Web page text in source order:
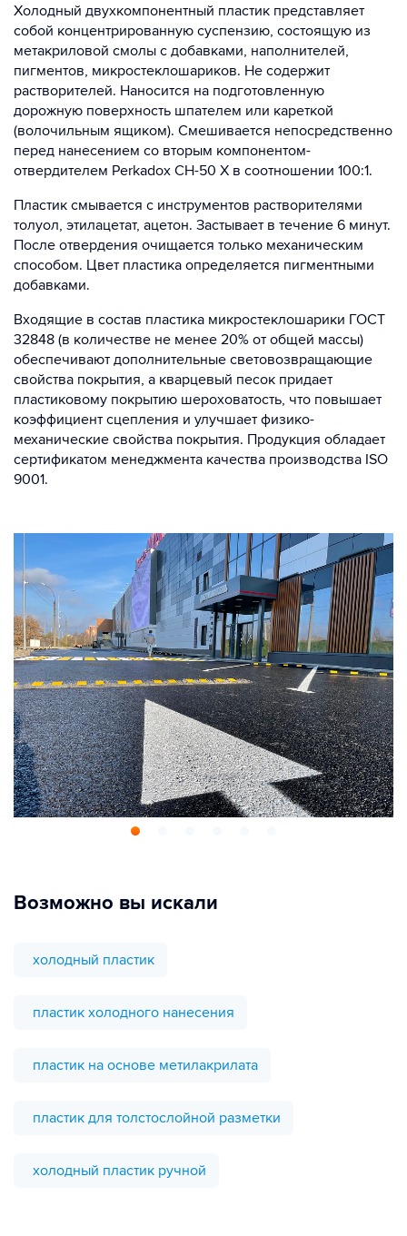
Холодный двухкомпонентный пластик представляет
собой концентрированную суспензию, состоящую из
метакриловой смолы с добавками, наполнителей,
пигментов, микростеклошариков. Не содержит
растворителей. Наносится на подготовленную
дорожную поверхность шпателем или кареткой
(волочильным ящиком). Смешивается непосредственно
перед нанесением со вторым компонентом-
отвердителем Perkadox CH-50 X в соотношении 100:1.
Пластик смывается с инструментов растворителями
толуол, этилацетат, ацетон. Застывает в течение 6 минут.
После отвердения очищается только механическим
способом. Цвет пластика определяется пигментными
добавками.
Входящие в состав пластика микростеклошарики ГОСТ
32848 (в количестве не менее 20% от общей массы)
обеспечивают дополнительные световозвращающие
свойства покрытия, а кварцевый песок придает
пластиковому покрытию шероховатость, что повышает
коэффициент сцепления и улучшает физико-
механические свойства покрытия. Продукция обладает
сертификатом менеджмента качества производства ISO
9001.
Возможно вы искали
холодный пластик
пластик холодного нанесения
пластик на основе метилакрилата
пластик для толстослойной разметки
холодный пластик ручной